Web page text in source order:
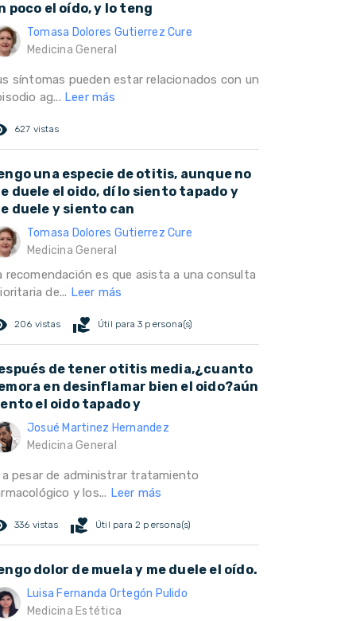
poco el oído, y lo teng
Tomasa Dolores Gutierrez Cure
Medicina General
síntomas pueden estar relacionados con un
ag... Leer más
627 vistas
una especie de otitis, aunque no
duele el oido, dí lo siento tapado y
duele y siento can
Tomasa Dolores Gutierrez Cure
Medicina General
recomendación es que asista a una consulta
de... Leer más
206 vistas volunteer_activism Útil para 3 persona(s)
de tener otitis media,¿cuanto
en desinflamar bien el oido?aún
el oido tapado y
Josué Martinez Hernandez
Medicina General
a pesar de administrar tratamiento
y los... Leer más
336 vistas volunteer_activism Útil para 2 persona(s)
dolor de muela y me duele el oído.
Luisa Fernanda Ortegón Pulido
Medicina Estética